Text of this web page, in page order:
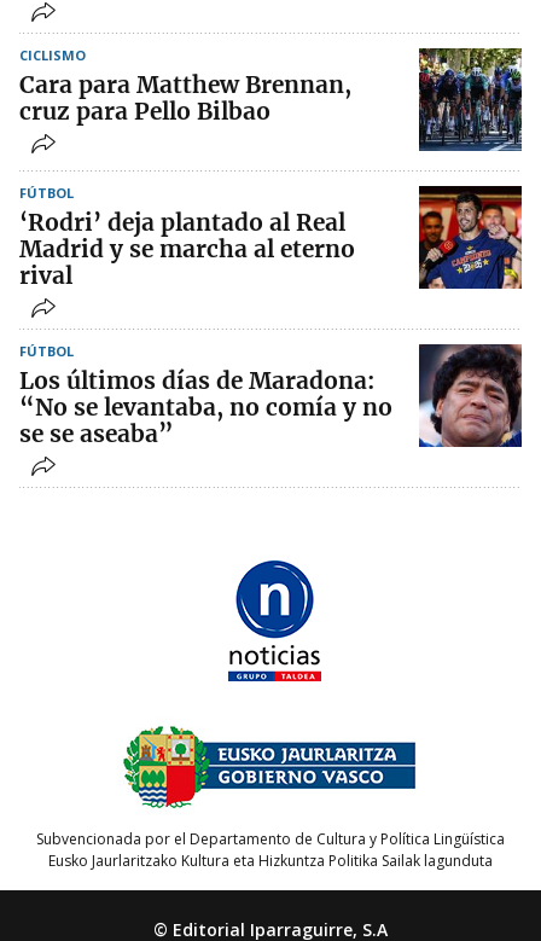
CICLISMO
Cara para Matthew Brennan,
cruz para Pello Bilbao
FÚTBOL
‘Rodri’ deja plantado al Real
Madrid y se marcha al eterno
rival
FÚTBOL
Los últimos días de Maradona:
“No se levantaba, no comía y no
se se aseaba”
Subvencionada por el Departamento de Cultura y Política Lingüística
Eusko Jaurlaritzako Kultura eta Hizkuntza Politika Sailak lagunduta
© Editorial Iparraguirre, S.A